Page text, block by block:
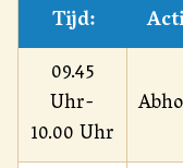
Tijd:
09.45
Uhr-
10.00 Uhr